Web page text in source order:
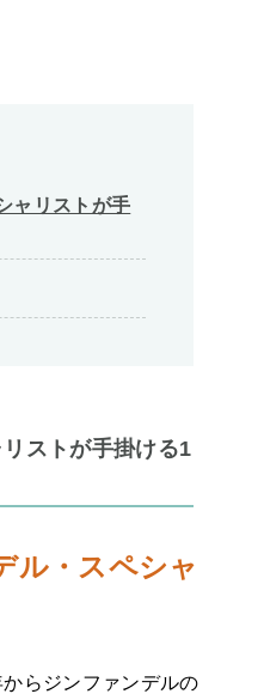
ャリストが手
ストが手掛ける1
ル・スペシャ
らジンファンデルの